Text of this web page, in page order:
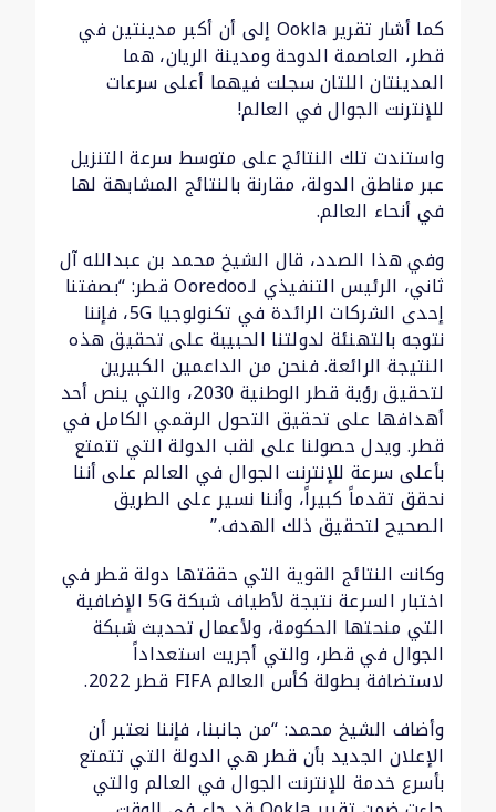
كما أشار تقرير Ookla إلى أن أكبر مدينتين في
قطر، العاصمة الدوحة ومدينة الريان، هما
المدينتان اللتان سجلت فيهما أعلى سرعات
للإنترنت الجوال في العالم!
واستندت تلك النتائج على متوسط سرعة التنزيل
عبر مناطق الدولة، مقارنة بالنتائج المشابهة لها
في أنحاء العالم.
وفي هذا الصدد، قال الشيخ محمد بن عبدالله آل
ثاني، الرئيس التنفيذي لـOoredoo قطر: “بصفتنا
إحدى الشركات الرائدة في تكنولوجيا 5G، فإننا
نتوجه بالتهنئة لدولتنا الحبيبة على تحقيق هذه
النتيجة الرائعة. فنحن من الداعمين الكبيرين
لتحقيق رؤية قطر الوطنية 2030، والتي ينص أحد
أهدافها على تحقيق التحول الرقمي الكامل في
قطر. ويدل حصولنا على لقب الدولة التي تتمتع
بأعلى سرعة للإنترنت الجوال في العالم على أننا
نحقق تقدماً كبيراً، وأننا نسير على الطريق
الصحيح لتحقيق ذلك الهدف.”
وكانت النتائج القوية التي حققتها دولة قطر في
اختبار السرعة نتيجة لأطياف شبكة 5G الإضافية
التي منحتها الحكومة، ولأعمال تحديث شبكة
الجوال في قطر، والتي أجريت استعداداً
لاستضافة بطولة كأس العالم FIFA قطر 2022.
وأضاف الشيخ محمد: “من جانبنا، فإننا نعتبر أن
الإعلان الجديد بأن قطر هي الدولة التي تتمتع
بأسرع خدمة للإنترنت الجوال في العالم والتي